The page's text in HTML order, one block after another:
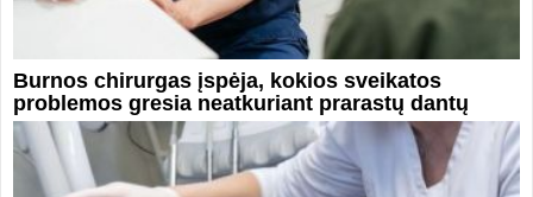
Burnos chirurgas įspėja, kokios sveikatos
problemos gresia neatkuriant prarastų dantų